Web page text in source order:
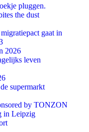
pluggen.
the dust
gaat in
2026
leven
supermarkt
by TONZON
in Leipzig